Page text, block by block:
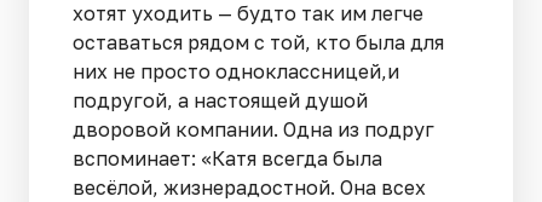
хотят уходить — будто так им легче
оставаться рядом с той, кто была для
них не просто одноклассницей,и
подругой, а настоящей душой
дворовой компании. Одна из подруг
вспоминает: «Катя всегда была
весёлой, жизнерадостной. Она всех